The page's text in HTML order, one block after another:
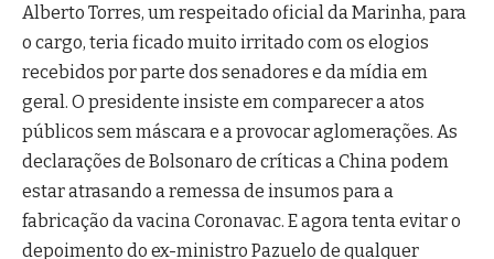
Alberto Torres, um respeitado oficial da Marinha, para
o cargo, teria ficado muito irritado com os elogios
recebidos por parte dos senadores e da mídia em
geral. O presidente insiste em comparecer a atos
públicos sem máscara e a provocar aglomerações. As
declarações de Bolsonaro de críticas a China podem
estar atrasando a remessa de insumos para a
fabricação da vacina Coronavac. E agora tenta evitar o
depoimento do ex-ministro Pazuelo de qualquer